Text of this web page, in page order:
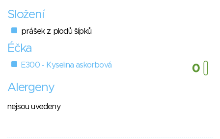
Složení
prášek z plodů šípků
Éčka
E300 - Kyselina askorbová
Alergeny
nejsou uvedeny